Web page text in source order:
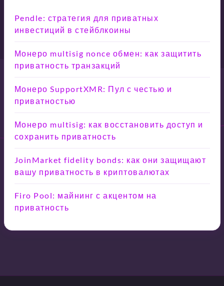
Pendle: стратегия для приватных
инвестиций в стейблкоины
Монеро multisig nonce обмен: как защитить
приватность транзакций
Монеро SupportXMR: Пул с честью и
приватностью
Монеро multisig: как восстановить доступ и
сохранить приватность
JoinMarket fidelity bonds: как они защищают
вашу приватность в криптовалютах
Firo Pool: майнинг с акцентом на
приватность